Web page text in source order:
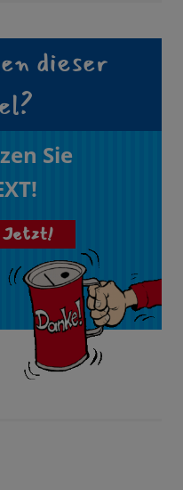
dieser
Sie
Jetzt!